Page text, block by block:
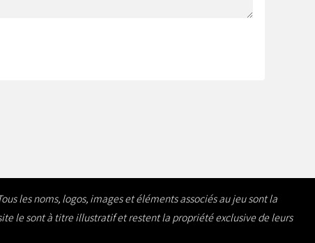
les noms, logos, images et éléments associés au jeu sont la
le sont à titre illustratif et restent la propriété exclusive de leurs